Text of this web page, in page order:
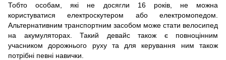
Тобто особам, які не досягли 16 років, не можна
користуватися електроскутером або електромопедом.
Альтернативним транспортним засобом може стати велосипед
на акумуляторах. Такий девайс також є повноцінним
учасником дорожнього руху та для керування ним також
потрібні певні навички.